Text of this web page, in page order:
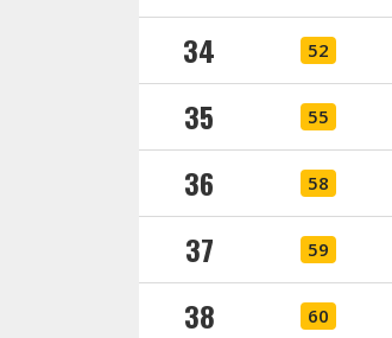
34 52
35 55
36 58
37 59
38 60